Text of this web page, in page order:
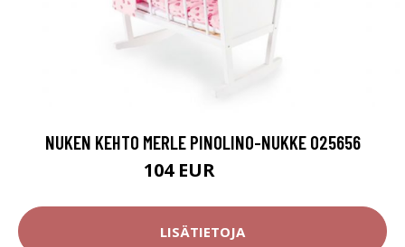
NUKEN KEHTO MERLE PINOLINO-NUKKE 025656
104 EUR
LISÄTIETOJA